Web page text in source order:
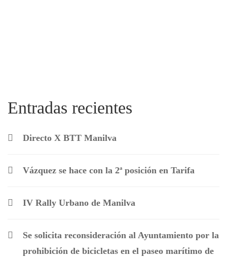
Entradas recientes
Directo X BTT Manilva
Vázquez se hace con la 2ª posición en Tarifa
IV Rally Urbano de Manilva
Se solicita reconsideración al Ayuntamiento por la
prohibición de bicicletas en el paseo marítimo de